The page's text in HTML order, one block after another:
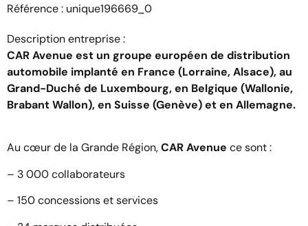
Référence : unique196669_0
Description entreprise :
CAR Avenue est un groupe européen de distribution
automobile implanté en France (Lorraine, Alsace), au
Grand-Duché de Luxembourg, en Belgique (Wallonie,
Brabant Wallon), en Suisse (Genève) et en Allemagne.
Au cœur de la Grande Région,CAR Avenue ce sont :
– 3 000 collaborateurs
– 150 concessions et services